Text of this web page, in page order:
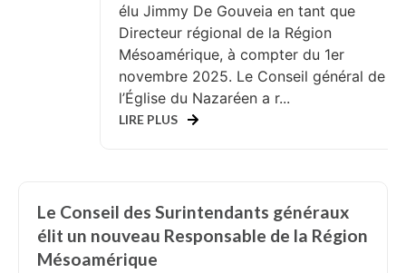
élu Jimmy De Gouveia en tant que
Directeur régional de la Région
Mésoamérique, à compter du 1er
novembre 2025. Le Conseil général de
l’Église du Nazaréen a r...
LIRE PLUS
Le Conseil des Surintendants généraux
élit un nouveau Responsable de la Région
Mésoamérique